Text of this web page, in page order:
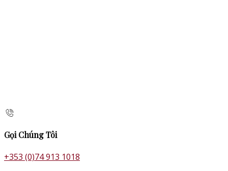
Gọi Chúng Tôi
+353 (0)74 913 1018